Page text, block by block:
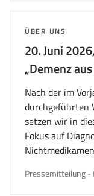
20. Juni
„Demenz
THEMA:
ÜBER UNS
Nach der im
durchgeführten
setzen wir in
Fokus auf
Pressemitteilung-